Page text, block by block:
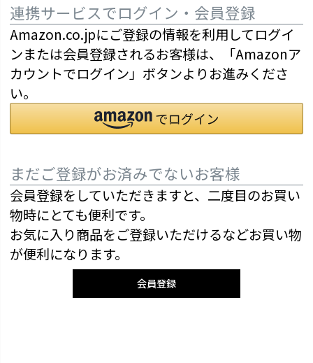
連携サービスでログイン・会員登録
Amazon.co.jpにご登録の情報を利用してログイ
ンまたは会員登録されるお客様は、「Amazonア
カウントでログイン」ボタンよりお進みくださ
い。
まだご登録がお済みでないお客様
会員登録をしていただきますと、二度目のお買い
物時にとても便利です。
お気に入り商品をご登録いただけるなどお買い物
が便利になります。
会員登録